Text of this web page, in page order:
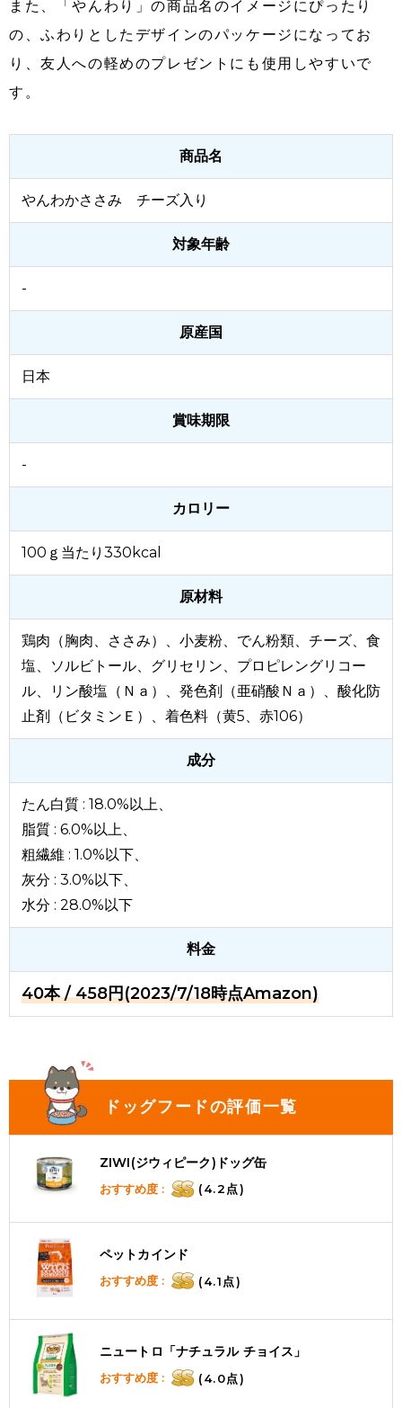
また、「やんわり」の商品名のイメージにぴったり
の、ふわりとしたデザインのパッケージになってお
り、友人への軽めのプレゼントにも使用しやすいで
す。
商品名
やんわかささみ チーズ入り
対象年齢
-
原産国
日本
賞味期限
-
カロリー
100ｇ当たり330kcal
原材料
鶏肉（胸肉、ささみ）、小麦粉、でん粉類、チーズ、食
塩、ソルビトール、グリセリン、プロピレングリコー
ル、リン酸塩（Ｎａ）、発色剤（亜硝酸Ｎａ）、酸化防
止剤（ビタミンＥ）、着色料（黄5、赤106）
成分
たん白質 : 18.0%以上、
脂質 : 6.0%以上、
粗繊維 : 1.0%以下、
灰分 : 3.0%以下、
水分 : 28.0%以下
料金
40本 / 458円(2023/7/18時点Amazon)
ドッグフードの評価一覧
ZIWI(ジウィピーク)ドッグ缶
おすすめ度 : (4.2点)
ペットカインド
おすすめ度 : (4.1点)
ニュートロ「ナチュラル チョイス」
おすすめ度 : (4.0点)